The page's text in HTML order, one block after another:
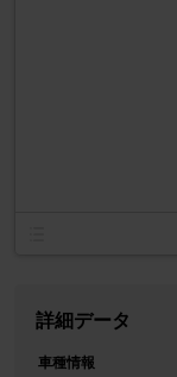
詳細データ
車種情報